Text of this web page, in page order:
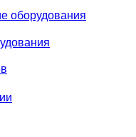
оборудования